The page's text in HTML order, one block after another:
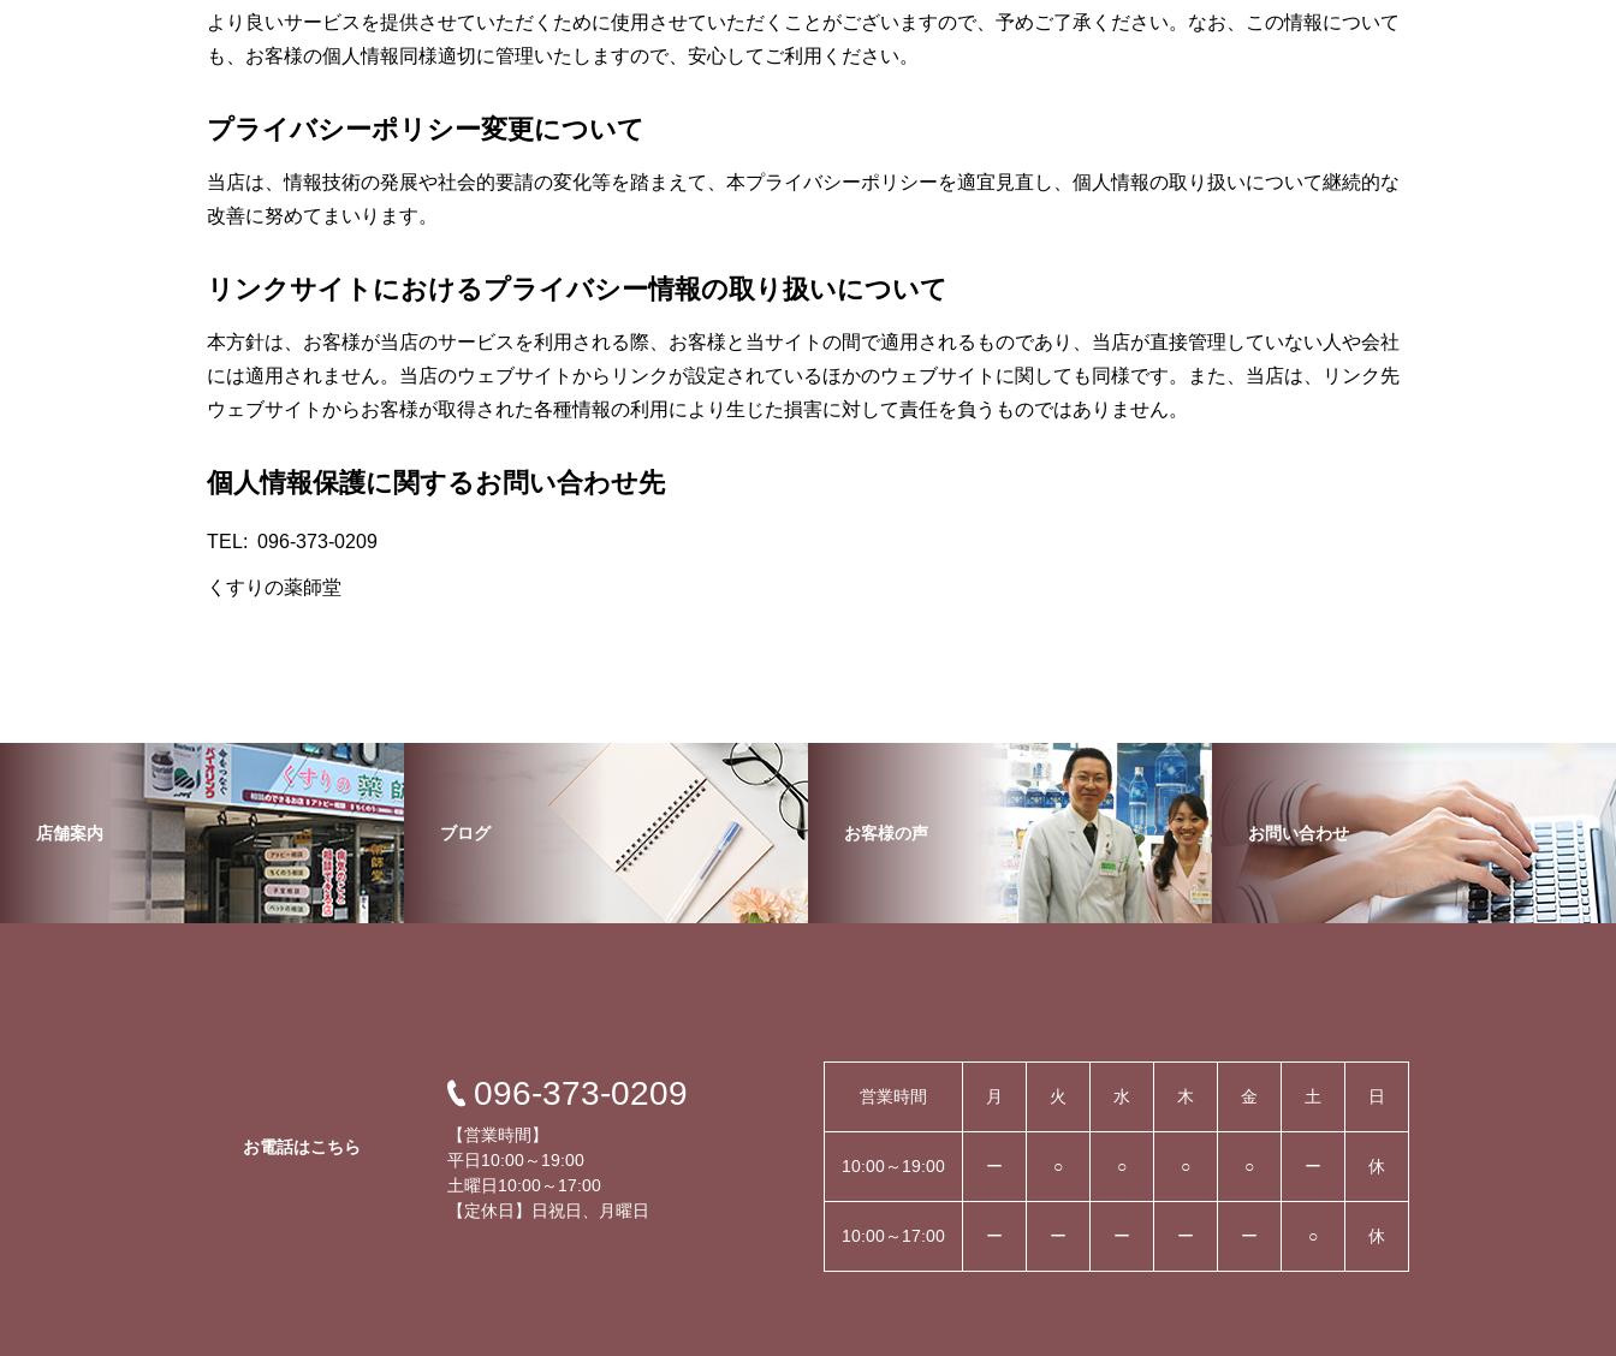
より良いサービスを提供させていただくために使用させていただくことがございますので、予めご了承ください。なお、この情報について
も、お客様の個人情報同様適切に管理いたしますので、安心してご利用ください。
プライバシーポリシー変更について
当店は、情報技術の発展や社会的要請の変化等を踏まえて、本プライバシーポリシーを適宜見直し、個人情報の取り扱いについて継続的な
改善に努めてまいります。
リンクサイトにおけるプライバシー情報の取り扱いについて
本方針は、お客様が当店のサービスを利用される際、お客様と当サイトの間で適用されるものであり、当店が直接管理していない人や会社
には適用されません。当店のウェブサイトからリンクが設定されているほかのウェブサイトに関しても同様です。また、当店は、リンク先
ウェブサイトからお客様が取得された各種情報の利用により生じた損害に対して責任を負うものではありません。
個人情報保護に関するお問い合わせ先
TEL 096-373-0209
くすりの薬師堂
店舗案内 ブログ お客様の声 お問い合わせ
お電話はこちら
096-373-0209
【営業時間】
平日10:00～19:00
土曜日10:00～17:00
【定休日】日祝日、月曜日
営業時間 月 火 水 木 金 土 日
10:00～19:00 ー ○ ○ ○ ○ ー 休
10:00～17:00 ー ー ー ー ー ○ 休